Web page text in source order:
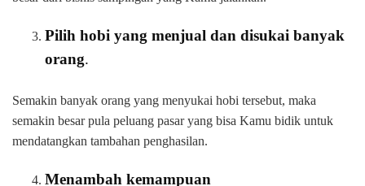
Pilih hobi yang menjual dan disukai banyak
orang.
Semakin banyak orang yang menyukai hobi tersebut, maka
semakin besar pula peluang pasar yang bisa Kamu bidik untuk
mendatangkan tambahan penghasilan.
Menambah kemampuan